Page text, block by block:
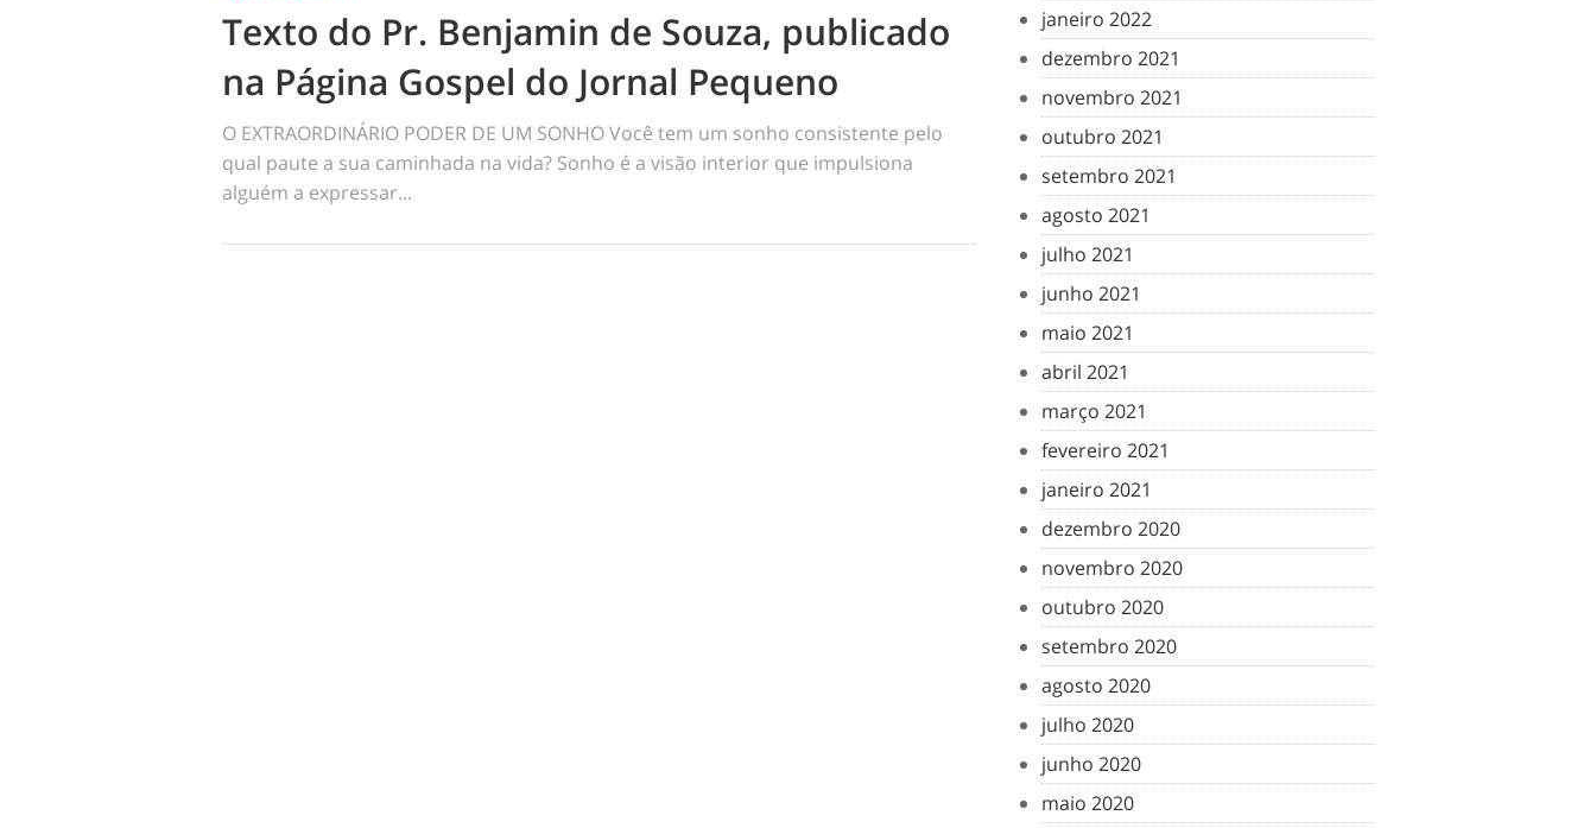
Texto do Pr. Benjamin de Souza, publicado
na Página Gospel do Jornal Pequeno
O EXTRAORDINÁRIO PODER DE UM SONHO Você tem um sonho consistente pelo
qual paute a sua caminhada na vida? Sonho é a visão interior que impulsiona
alguém a expressar...
janeiro 2022
dezembro 2021
novembro 2021
outubro 2021
setembro 2021
agosto 2021
julho 2021
junho 2021
maio 2021
abril 2021
março 2021
fevereiro 2021
janeiro 2021
dezembro 2020
novembro 2020
outubro 2020
setembro 2020
agosto 2020
julho 2020
junho 2020
maio 2020